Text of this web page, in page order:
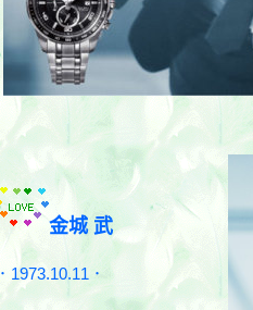
金城 武
．1973.10.11．